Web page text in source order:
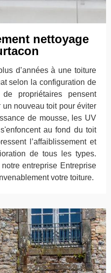
nettoyage
d’années à une toiture
selon la configuration de
propriétaires pensent
nouveau toit pour éviter
de mousse, les UV
au fond du toit
l’affaiblissement et
de tous les types.
entreprise Entreprise
votre toiture.